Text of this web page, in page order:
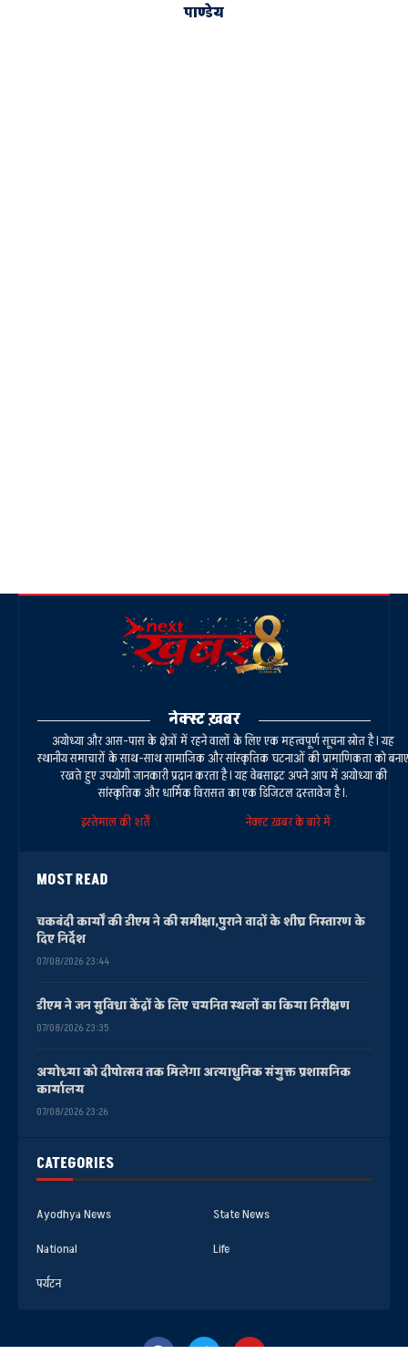
पाण्डेय
CATEGORIES
Ayodhya News
State News
National
Life
पर्यटन
नेक्स्ट ख़बर
अयोध्या और आस-पास के क्षेत्रों में रहने वालों के लिए एक महत्वपूर्ण सूचना स्रोत है। यह
स्थानीय समाचारों के साथ-साथ सामाजिक और सांस्कृतिक घटनाओं की प्रामाणिकता को बनाए
रखते हुए उपयोगी जानकारी प्रदान करता है। यह वेबसाइट अपने आप में अयोध्या की
सांस्कृतिक और धार्मिक विरासत का एक डिजिटल दस्तावेज है।.
इस्तेमाल की शर्तें
नेक्स्ट ख़बर के बारे में
MOST READ
चकबंदी कार्यों की डीएम ने की समीक्षा,पुराने वादों के शीघ्र निस्तारण के
दिए निर्देश
07/08/2026 23:44
डीएम ने जन सुविधा केंद्रों के लिए चयनित स्थलों का किया निरीक्षण
07/08/2026 23:35
अयोध्या को दीपोत्सव तक मिलेगा अत्याधुनिक संयुक्त प्रशासनिक
कार्यालय
07/08/2026 23:26